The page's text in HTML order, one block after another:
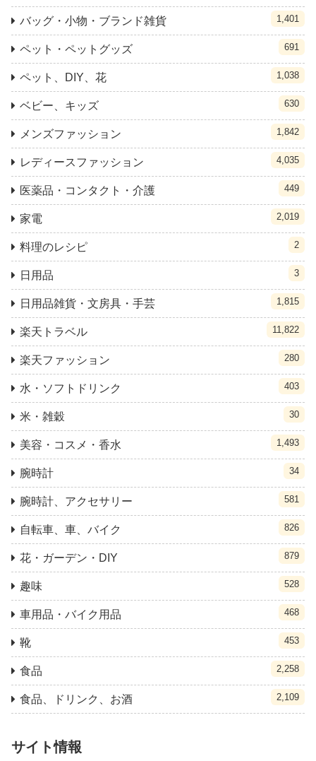
バッグ・小物・ブランド雑貨 1,401
ペット・ペットグッズ 691
ペット、DIY、花 1,038
ベビー、キッズ 630
メンズファッション 1,842
レディースファッション 4,035
医薬品・コンタクト・介護 449
家電 2,019
料理のレシピ 2
日用品 3
日用品雑貨・文房具・手芸 1,815
楽天トラベル 11,822
楽天ファッション 280
水・ソフトドリンク 403
米・雑穀 30
美容・コスメ・香水 1,493
腕時計 34
腕時計、アクセサリー 581
自転車、車、バイク 826
花・ガーデン・DIY 879
趣味 528
車用品・バイク用品 468
靴 453
食品 2,258
食品、ドリンク、お酒 2,109
サイト情報